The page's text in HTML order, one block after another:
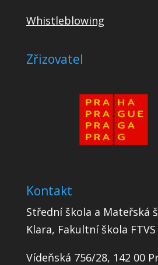
Whistleblowing
Zřizovatel
Kontakt
Střední škola a Mateřská
Klara, Fakultní škola FTVS
Vídeňská 756/28, 142 00